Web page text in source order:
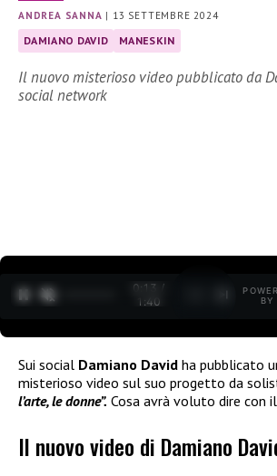
ANDREA SANNA | 13 SETTEMBRE 2024
DAMIANO DAVID MANESKIN
Il nuovo misterioso video pubblicato da
social network
0:14 /
1:40
BY
Sui social Damiano David ha pubblicato
misterioso video sul suo progetto da
l’arte, le donne”. Cosa avrà voluto dire con
Il nuovo video di Damiano